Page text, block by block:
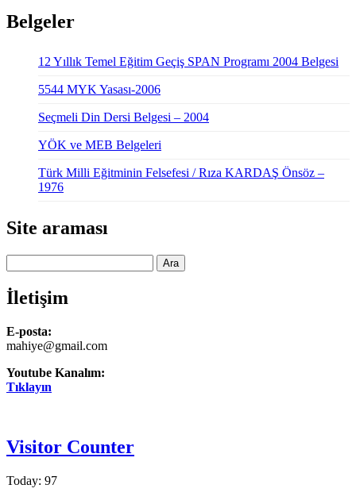
Belgeler
12 Yıllık Temel Eğitim Geçiş SPAN Programı 2004 Belgesi
5544 MYK Yasası-2006
Seçmeli Din Dersi Belgesi – 2004
YÖK ve MEB Belgeleri
Türk Milli Eğitminin Felsefesi / Rıza KARDAŞ Önsöz –
1976
Site araması
İletişim
E-posta:
mahiye@gmail.com
Youtube Kanalım:
Tıklayın
Visitor Counter
Today: 97